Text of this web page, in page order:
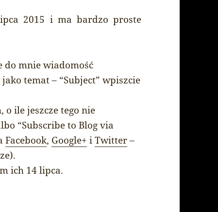
2015 i ma bardzo proste
mnie wiadomość
jako temat – “Subject” wpiszcie
ile jeszcze tego nie
“Subscribe to Blog via
Facebook, Google+ iTwitter–
ich 14 lipca.